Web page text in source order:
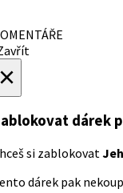
dárek
si zablokovat
dárek pak